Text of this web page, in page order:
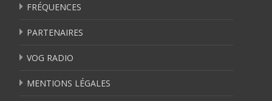
FRÉQUENCES
PARTENAIRES
VOG RADIO
MENTIONS LÉGALES